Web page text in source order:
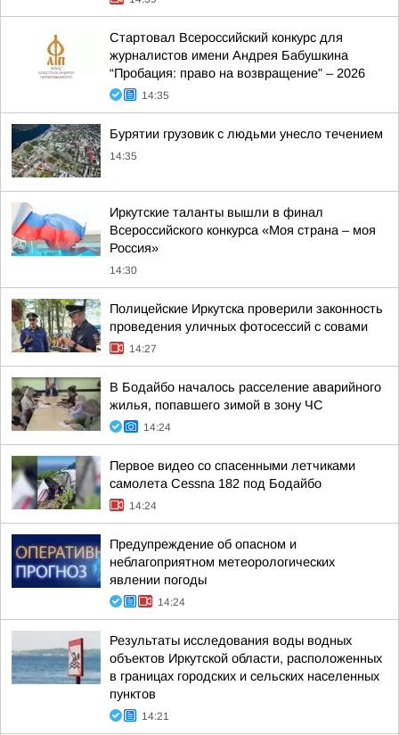
Стартовал Всероссийский конкурс для
журналистов имени Андрея Бабушкина
“Пробация: право на возвращение” – 2026
14:35
Бурятии грузовик с людьми унесло течением
14:35
Иркутские таланты вышли в финал
Всероссийского конкурса «Моя страна – моя
Россия»
14:30
Полицейские Иркутска проверили законность
проведения уличных фотосессий с совами
14:27
В Бодайбо началось расселение аварийного
жилья, попавшего зимой в зону ЧС
14:24
Первое видео со спасенными летчиками
самолета Cessna 182 под Бодайбо
14:24
Предупреждение об опасном и
неблагоприятном метеорологических
явлении погоды
14:24
Результаты исследования воды водных
объектов Иркутской области, расположенных
в границах городских и сельских населенных
пунктов
14:21